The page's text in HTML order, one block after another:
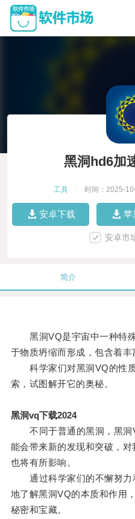
黑洞hd6加
工具 时间：2025-
安卓下载 苹
安卓市
简介
黑洞VQ是宇宙中一种特殊
于物质坍缩而形成，包含着丰
科学家们对黑洞VQ的性质
索，试图解开它的奥秘。
黑洞vq下载2024
不同于普通的黑洞，黑洞
能会带来新的发现和突破，
也将有所影响。
通过科学家们的不懈努力
地了解黑洞VQ的本质和作用
秘密和宝藏。